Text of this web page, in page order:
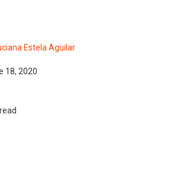
Estela Aguilar
18, 2020